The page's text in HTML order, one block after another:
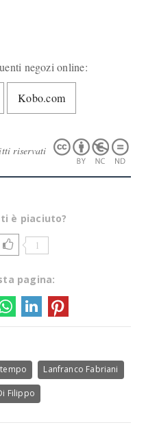
negozi online:
Kobo.com
riservati
è piaciuto?
1
pagina:
Lanfranco Fabriani
Filippo